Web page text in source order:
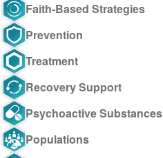
Faith-Based Strategies
Prevention
Treatment
Recovery Support
Psychoactive Substances
Populations